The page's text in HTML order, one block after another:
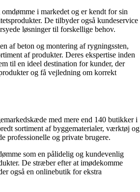
i markedet og er kendt for sin
De tilbyder også kundeservice
løsninger til forskellige behov.
af beton og montering af rygningssten,
af produkter. Deres ekspertise inden
til en ideel destination for kunder, der
og få vejledning om korrekt
med mere end 140 butikker i
sortiment af byggematerialer, værktøj og
professionelle og private brugere.
som en pålidelig og kundevenlig
De stræber efter at imødekomme
også en onlinebutik for ekstra